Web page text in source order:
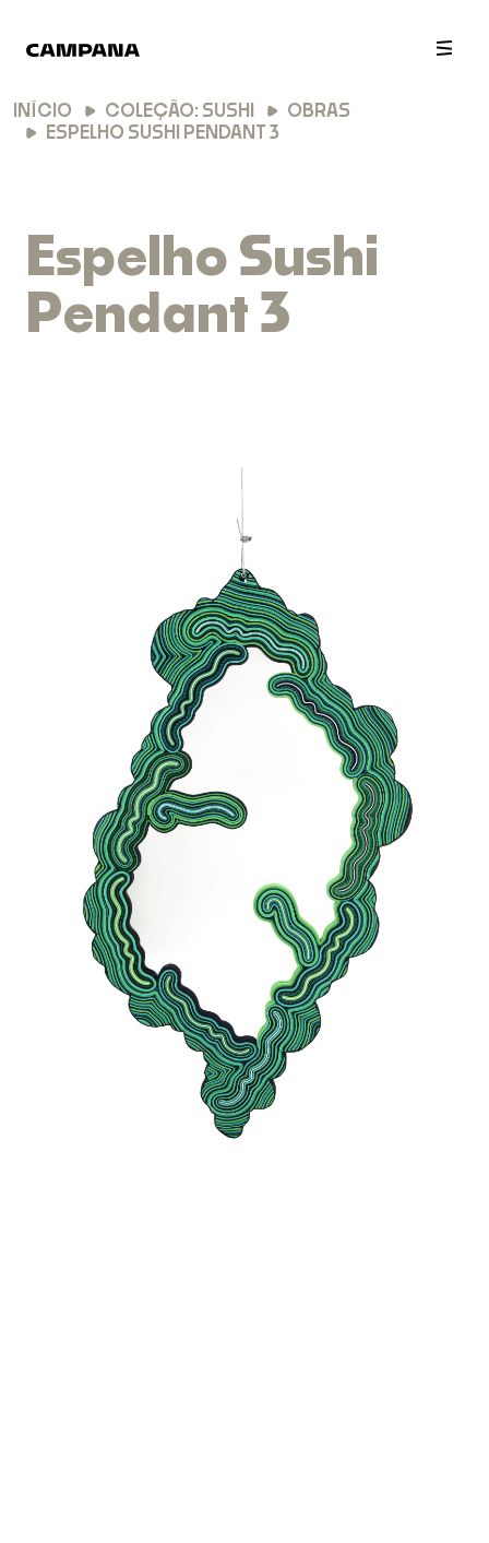
INÍCIO COLEÇÃO: SUSHI
OBRAS
ESPELHO SUSHI PENDANT 3
Espelho Sushi
Pendant 3